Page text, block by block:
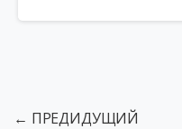
← ПРЕДИДУЩИЙ